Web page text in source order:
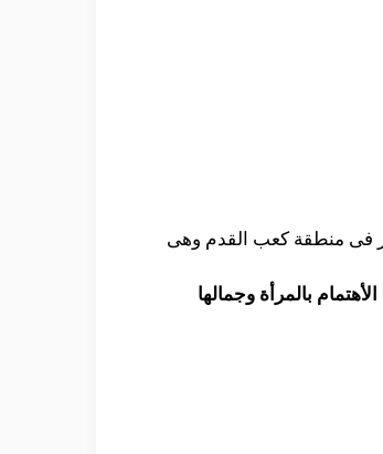
فى منطقة كعب القدم وهى
بالمرأة وجمالها